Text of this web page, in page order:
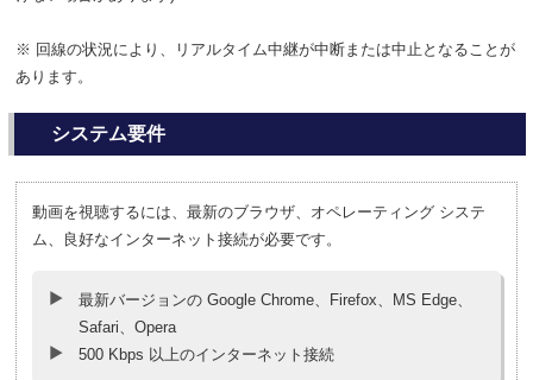
※ 回線の状況により、リアルタイム中継が中断または中止となることが
あります。
システム要件
動画を視聴するには、最新のブラウザ、オペレーティング システ
ム、良好なインターネット接続が必要です。
最新バージョンの Google Chrome、Firefox、MS Edge、
Safari、Opera
500 Kbps 以上のインターネット接続